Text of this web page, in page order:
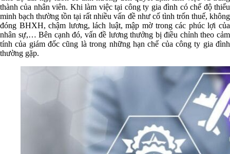
thành của nhân viên. Khi làm việc tại công ty gia đình có chế độ thiếu
minh bạch thường tồn tại rất nhiều vấn đề như cố tình trốn thuế, không
đóng BHXH, chậm lương, lách luật, mập mờ trong các phúc lợi của
nhân sự,… Bên cạnh đó, vấn đề lương thưởng bị điều chỉnh theo cảm
tính của giám đốc cũng là trong những hạn chế của công ty gia đình
thường gặp.